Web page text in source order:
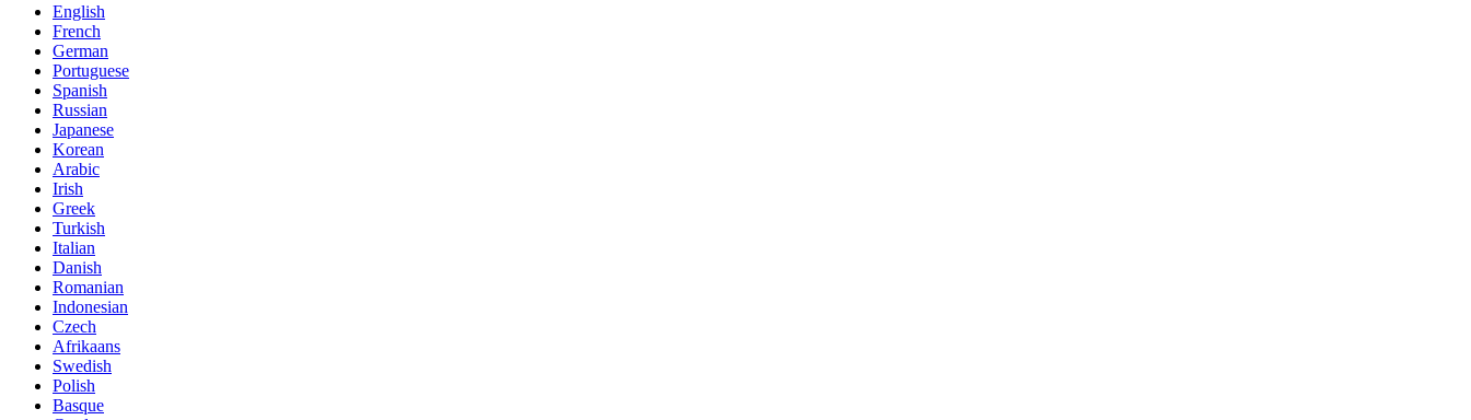
English
French
German
Portuguese
Spanish
Russian
Japanese
Korean
Arabic
Irish
Greek
Turkish
Italian
Danish
Romanian
Indonesian
Czech
Afrikaans
Swedish
Polish
Basque